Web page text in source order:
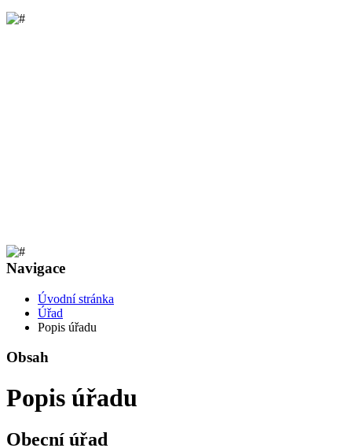
Navigace
Úvodní stránka
Úřad
Popis úřadu
Obsah
Popis úřadu
Obecní úřad